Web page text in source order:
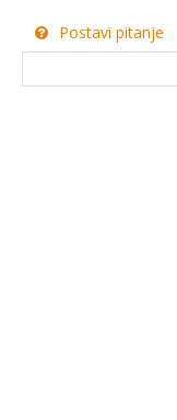
Postavi pitanje